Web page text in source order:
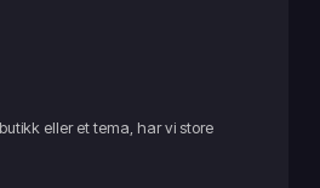
eller et tema, har vi store